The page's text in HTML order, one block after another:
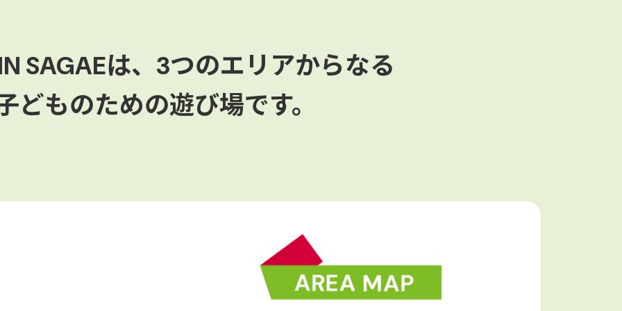
SAGAEは、3つのエリアからなる
どものための遊び場です。